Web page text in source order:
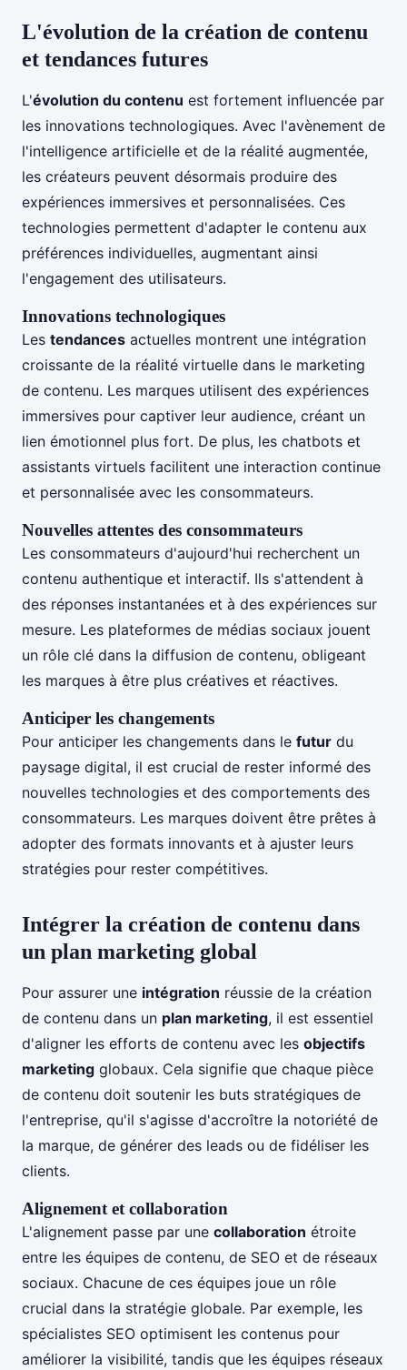
L'évolution de la création de contenu
et tendances futures
L'évolution du contenu est fortement influencée par
les innovations technologiques. Avec l'avènement de
l'intelligence artificielle et de la réalité augmentée,
les créateurs peuvent désormais produire des
expériences immersives et personnalisées. Ces
technologies permettent d'adapter le contenu aux
préférences individuelles, augmentant ainsi
l'engagement des utilisateurs.
Innovations technologiques
Les tendances actuelles montrent une intégration
croissante de la réalité virtuelle dans le marketing
de contenu. Les marques utilisent des expériences
immersives pour captiver leur audience, créant un
lien émotionnel plus fort. De plus, les chatbots et
assistants virtuels facilitent une interaction continue
et personnalisée avec les consommateurs.
Nouvelles attentes des consommateurs
Les consommateurs d'aujourd'hui recherchent un
contenu authentique et interactif. Ils s'attendent à
des réponses instantanées et à des expériences sur
mesure. Les plateformes de médias sociaux jouent
un rôle clé dans la diffusion de contenu, obligeant
les marques à être plus créatives et réactives.
Anticiper les changements
Pour anticiper les changements dans le futur du
paysage digital, il est crucial de rester informé des
nouvelles technologies et des comportements des
consommateurs. Les marques doivent être prêtes à
adopter des formats innovants et à ajuster leurs
stratégies pour rester compétitives.
Intégrer la création de contenu dans
un plan marketing global
Pour assurer une intégration réussie de la création
de contenu dans un plan marketing, il est essentiel
d'aligner les efforts de contenu avec les objectifs
marketing globaux. Cela signifie que chaque pièce
de contenu doit soutenir les buts stratégiques de
l'entreprise, qu'il s'agisse d'accroître la notoriété de
la marque, de générer des leads ou de fidéliser les
clients.
Alignement et collaboration
L'alignement passe par une collaboration étroite
entre les équipes de contenu, de SEO et de réseaux
sociaux. Chacune de ces équipes joue un rôle
crucial dans la stratégie globale. Par exemple, les
spécialistes SEO optimisent les contenus pour
améliorer la visibilité, tandis que les équipes réseaux